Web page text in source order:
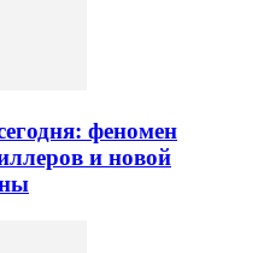
феномен
и новой